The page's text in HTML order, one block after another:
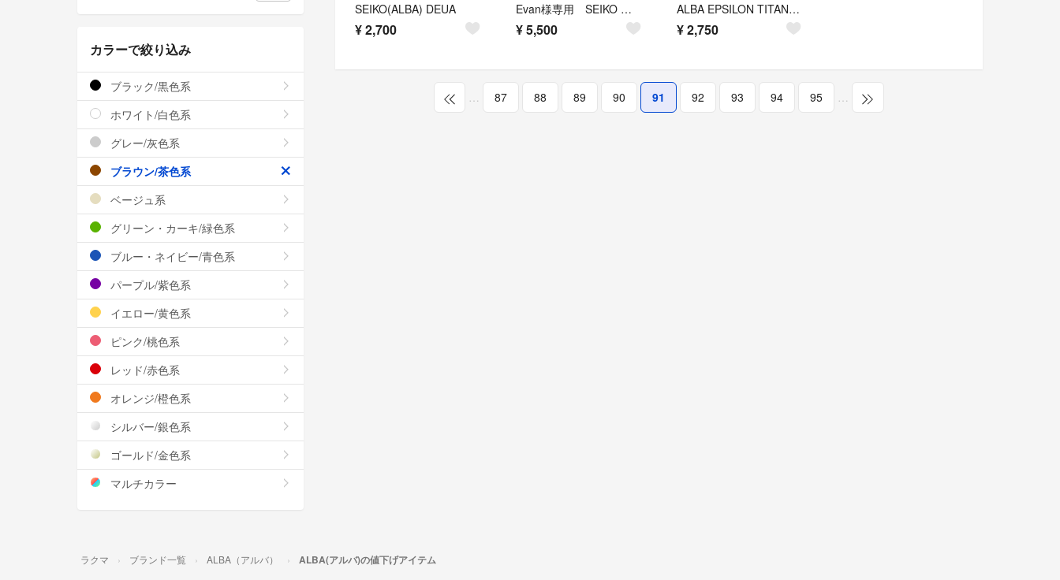
SEIKO(ALBA) DEUA
¥2,700
Evan様専用 SEIKO アンジェーヌ レディースウォッチ
¥5,500
ALBA EPSILON TITANIUMクロノグラフ 動作品 平成12年頃
¥2,750
… 87 88 89 90 91 92 93 94 95 …
カラーで絞り込み
ブラック/黒色系
ホワイト/白色系
グレー/灰色系
ブラウン/茶色系
ベージュ系
グリーン・カーキ/緑色系
ブルー・ネイビー/青色系
パープル/紫色系
イエロー/黄色系
ピンク/桃色系
レッド/赤色系
オレンジ/橙色系
シルバー/銀色系
ゴールド/金色系
マルチカラー
ラクマ ブランド一覧 ALBA（アルバ） ALBA(アルバ)の値下げアイテム